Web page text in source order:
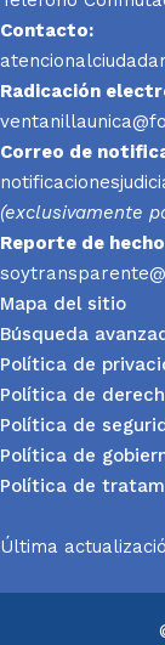
Contacto:
Radicación
Correo de
(exclusivamente
Reporte de
Mapa del sitio
Búsqueda
Política de
Política de
Política de
Política de
Política de
Última